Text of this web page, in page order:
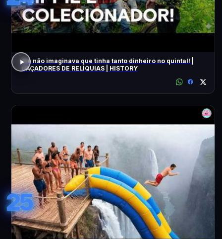
Ele não imaginava que tinha tanto dinheiro no quintal! |
CAÇADORES DE RELÍQUIAS | HISTORY
25